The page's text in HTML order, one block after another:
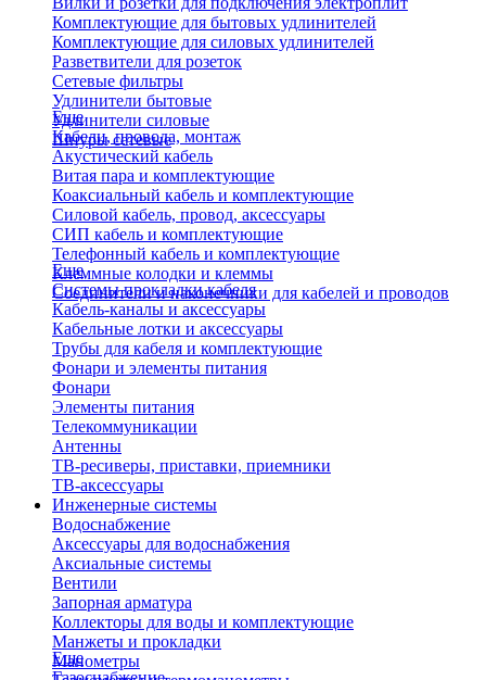
Комплектующие для бытовых удлинителей
Комплектующие для силовых удлинителей
Разветвители для розеток
Сетевые фильтры
Удлинители бытовые
Удлинители силовые
Шнуры сетевые
Еще
Кабели, провода, монтаж
Акустический кабель
Витая пара и комплектующие
Коаксиальный кабель и комплектующие
Силовой кабель, провод, аксессуары
СИП кабель и комплектующие
Телефонный кабель и комплектующие
Клеммные колодки и клеммы
Соединители и наконечники для кабелей и проводов
Еще
Системы прокладки кабеля
Кабель-каналы и аксессуары
Кабельные лотки и аксессуары
Трубы для кабеля и комплектующие
Фонари и элементы питания
Фонари
Элементы питания
Телекоммуникации
Антенны
ТВ-ресиверы, приставки, приемники
ТВ-аксессуары
Инженерные системы
Водоснабжение
Аксессуары для водоснабжения
Аксиальные системы
Вентили
Запорная арматура
Коллекторы для воды и комплектующие
Манжеты и прокладки
Манометры
Еще